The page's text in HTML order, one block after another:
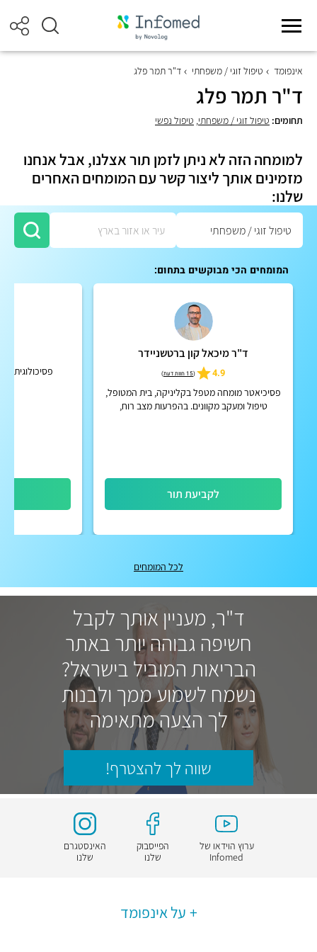
אינפומד טיפול זוגי / משפחתי ד"ר תמר פלג
ד"ר תמר פלג
תחומים: טיפול זוגי / משפחתי, טיפול נפשי
למומחה הזה לא ניתן לזמן תור אצלנו, אבל אנחנו
מזמינים אותך ליצור קשר עם המומחים האחרים
שלנו:
המומחים הכי מבוקשים בתחום:
ד"ר מיכאל קון ברטשניידר
4.9
(15 חוות דעת )
פסיכיאטר מומחה מטפל בקליניקה, בית המטופל,
טיפול ומעקב מקוונים. בהפרעות מצב רוח,
לקביעת תור
פסיכולוגית
לכל המומחים
ד"ר, מעניין אותך לקבל
חשיפה גבוהה יותר באתר
הבריאות המוביל בישראל?
נשמח לשמוע ממך ולבנות
לך הצעה מתאימה
שווה לך להצטרף!
ערוץ הוידאו של
Infomed
הפייסבוק
שלנו
האינסטגרם
שלנו
על אינפומד